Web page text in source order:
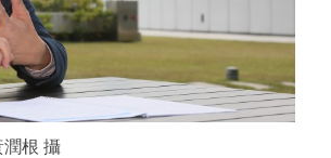
潤根 攝